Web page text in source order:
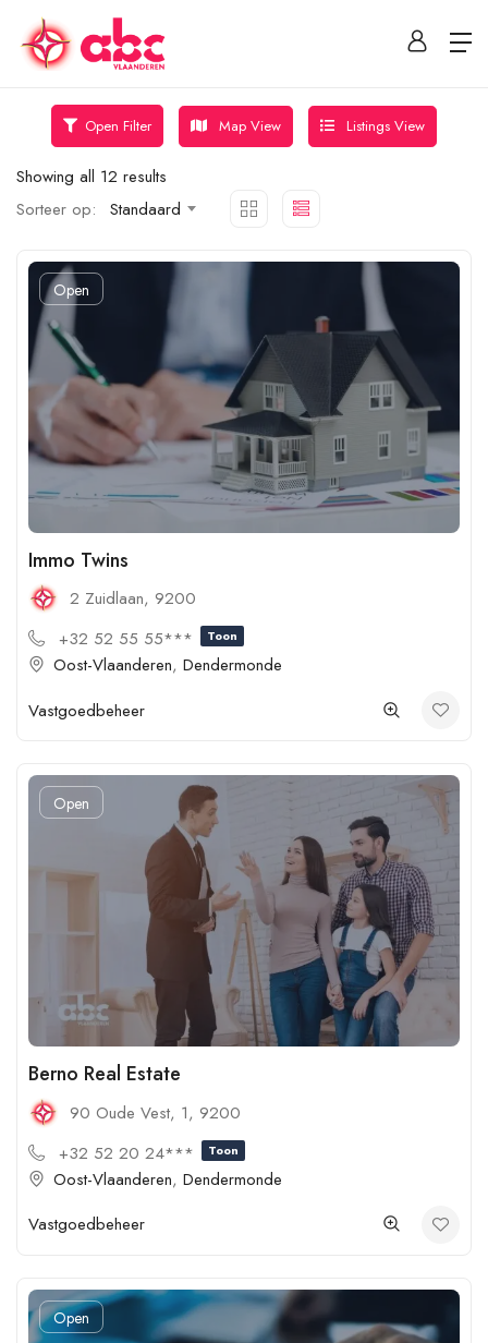
Open Filter Map View Listings View
Showing all 12 results
Sorteer op:
Standaard
Open
Immo Twins
2 Zuidlaan, 9200
+32 52 55 55***
Toon
Oost-Vlaanderen, Dendermonde
Vastgoedbeheer
Open
Berno Real Estate
90 Oude Vest, 1, 9200
+32 52 20 24***
Toon
Oost-Vlaanderen, Dendermonde
Vastgoedbeheer
Open